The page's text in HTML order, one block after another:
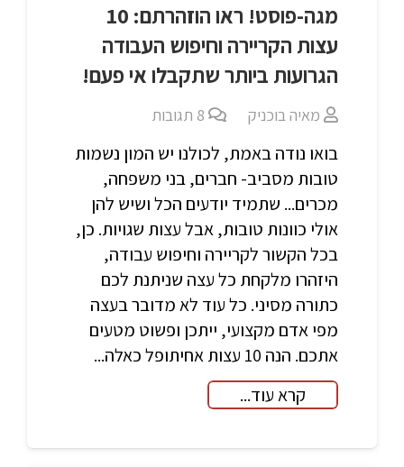
מגה-פוסט! ראו הוזהרתם: 10
עצות הקריירה וחיפוש העבודה
הגרועות ביותר שתקבלו אי פעם!
מאיה בוכניק 8 תגובות
בואו נודה באמת, לכולנו יש המון נשמות
טובות מסביב- חברים, בני משפחה,
מכרים... שתמיד יודעים הכל ושיש להן
אולי כוונות טובות, אבל עצות שגויות. כן,
בכל הקשור לקריירה וחיפוש עבודה,
היזהרו מלקחת כל עצה שניתנת לכם
כתורה מסיני. כל עוד לא מדובר בעצה
מפי אדם מקצועי, ייתכן ופשוט מטעים
אתכם. הנה 10 עצות אחיתופל כאלה...
קרא עוד...